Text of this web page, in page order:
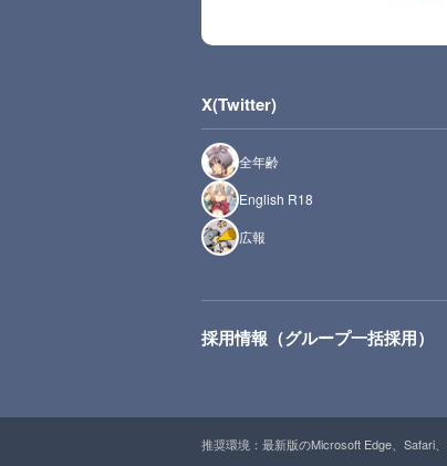
X(Twitter)
全年齢
English R18
広報
採用情報（グループ一括採用）
推奨環境：最新版のMicrosoft Edge、Safari